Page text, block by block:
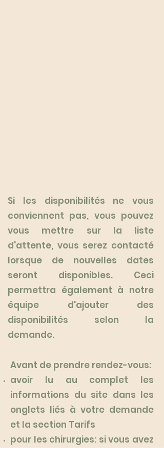
Si les disponibilités ne vous
conviennent pas, vous pouvez
vous mettre sur la liste
d'attente, vous serez contacté
lorsque de nouvelles dates
seront disponibles. Ceci
permettra également à notre
équipe d'ajouter des
disponibilités selon la
demande.
Avant de prendre rendez-vous:
avoir lu au complet les
informations du site dans les
onglets liés à votre demande
et la section Tarifs
pour les chirurgies: si vous avez